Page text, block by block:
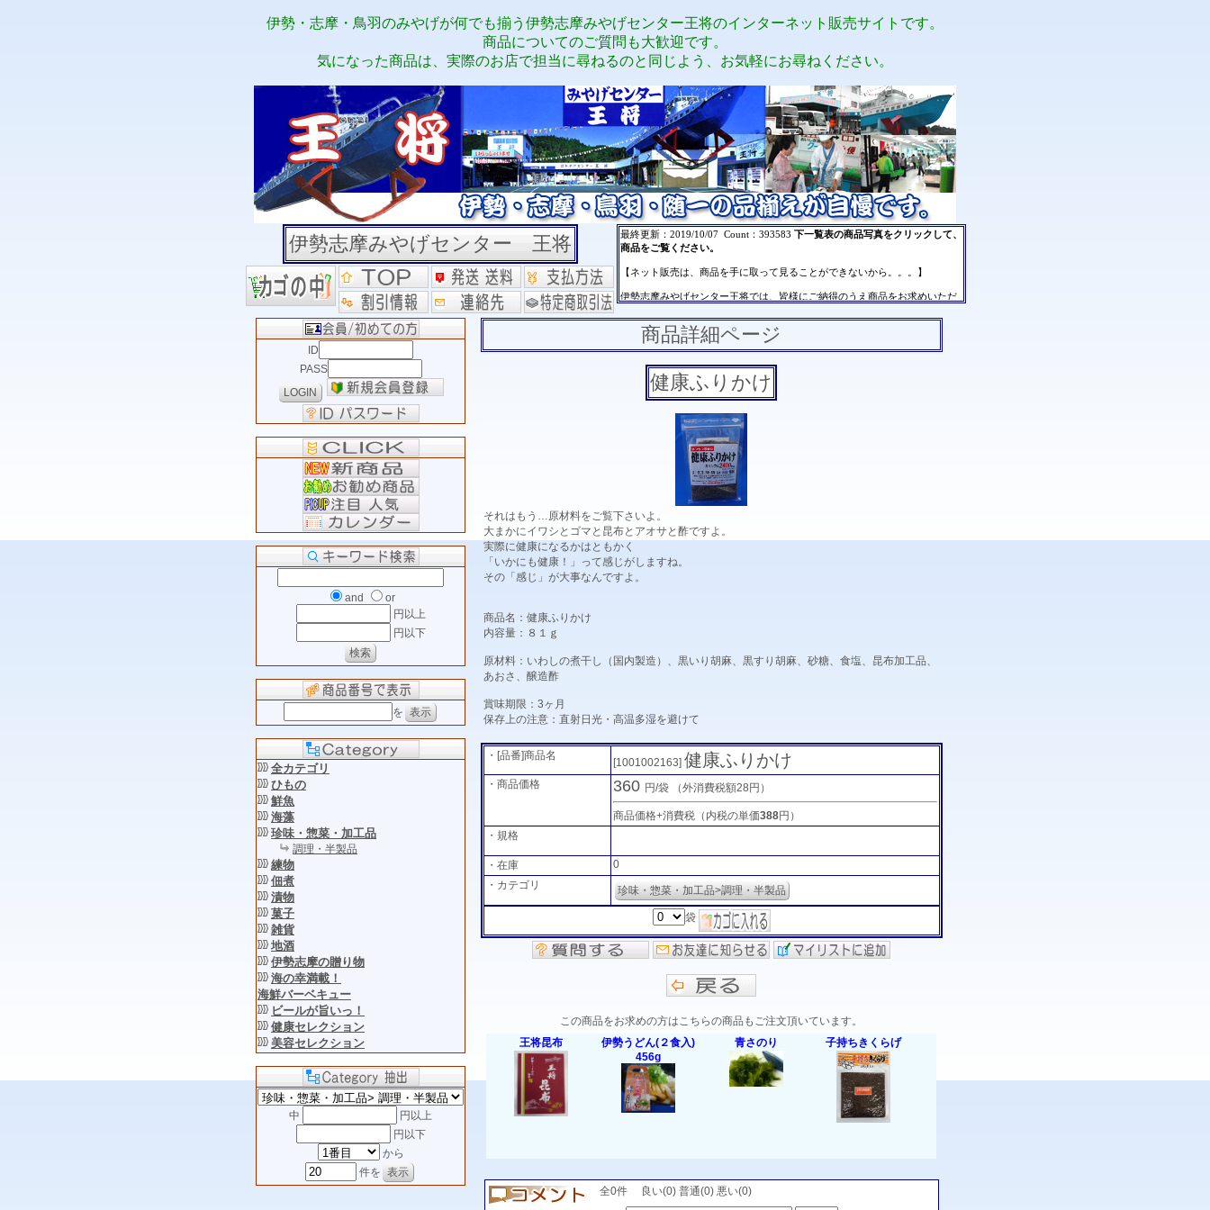
伊勢・志摩・鳥羽のみやげが何でも揃う伊勢志摩みやげセンター王将のインターネット販売サイトです。
商品についてのご質問も大歓迎です。
気になった商品は、実際のお店で担当に尋ねるのと同じよう、お気軽にお尋ねください。
伊勢志摩みやげセンター 王将
ID
PASS
and
or
円以上
円以下
を
全カテゴリ
ひもの
鮮魚
海藻
珍味・惣菜・加工品
調理・半製品
練物
佃煮
漬物
菓子
雑貨
地酒
伊勢志摩の贈り物
海の幸満載！
海鮮バーベキュー
ビールが旨いっ！
健康セレクション
美容セレクション
中
円以上
円以下
から
件を
商品詳細ページ
健康ふりかけ
それはもう…原材料をご覧下さいよ。
大まかにイワシとゴマと昆布とアオサと酢ですよ。
実際に健康になるかはともかく
「いかにも健康！」って感じがしますね。
その「感じ」が大事なんですよ。
商品名：健康ふりかけ
内容量：８１ｇ
原材料：いわしの煮干し（国内製造）、黒いり胡麻、黒すり胡麻、砂糖、食塩、昆布加工品、
あおさ、醸造酢
賞味期限：3ヶ月
保存上の注意：直射日光・高温多湿を避けて
・[品番]商品名
[1001002163] 健康ふりかけ
・商品価格 360 円/袋 （外消費税額28円）
商品価格+消費税（内税の単価388円）
・規格
・在庫
0
・カテゴリ
珍味・惣菜・加工品>調理・半製品
袋
この商品をお求めの方はこちらの商品もご注文頂いています。
王将昆布
伊勢うどん(２食入)
456g
青さのり 子持ちきくらげ
全0件 良い(0) 普通(0) 悪い(0)